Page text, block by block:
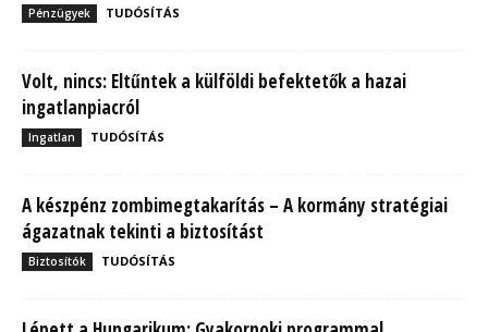
Pénzügyek TUDÓSÍTÁS
Volt, nincs: Eltűntek a külföldi befektetők a hazai
ingatlanpiacról
Ingatlan TUDÓSÍTÁS
A készpénz zombimegtakarítás – A kormány stratégiai
ágazatnak tekinti a biztosítást
Biztosítók TUDÓSÍTÁS